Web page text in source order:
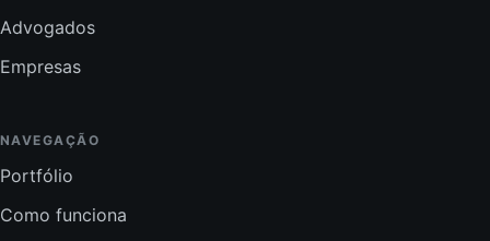
Advogados
Empresas
NAVEGAÇÃO
Portfólio
Como funciona